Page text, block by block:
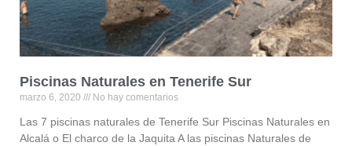
Piscinas Naturales en Tenerife Sur
marzo 6, 2020 No hay comentarios
Las 7 piscinas naturales de Tenerife Sur Piscinas Naturales en
Alcalá o El charco de la Jaquita A las piscinas Naturales de